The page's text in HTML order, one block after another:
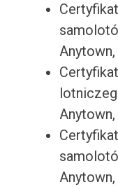
Anytown,
Anytown,
Anytown,